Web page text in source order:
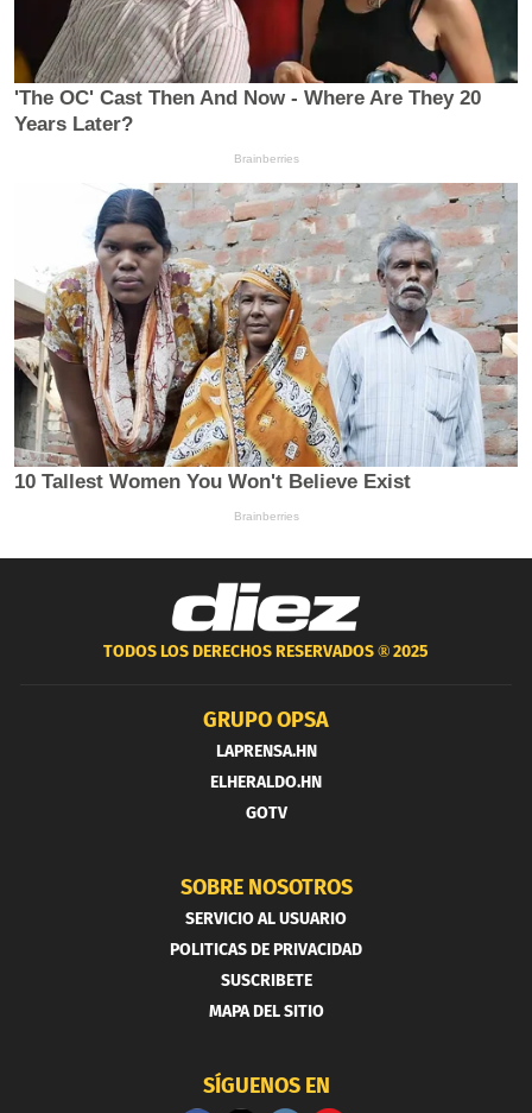
TODOS LOS DERECHOS RESERVADOS ®2025
GRUPO OPSA
LAPRENSA.HN
ELHERALDO.HN
GOTV
SOBRE NOSOTROS
SERVICIO AL USUARIO
POLITICAS DE PRIVACIDAD
SUSCRIBETE
MAPA DEL SITIO
SÍGUENOS EN